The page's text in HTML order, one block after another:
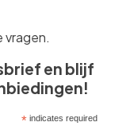
vragen.
en blijf
*indicates required